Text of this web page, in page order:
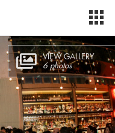
VIEW GALLERY
6 photos